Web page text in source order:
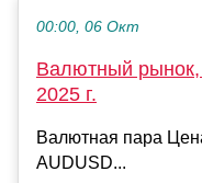
00:00, 06 Окт
Валютный рынок,
2025 г.
Валютная пара
AUDUSD...